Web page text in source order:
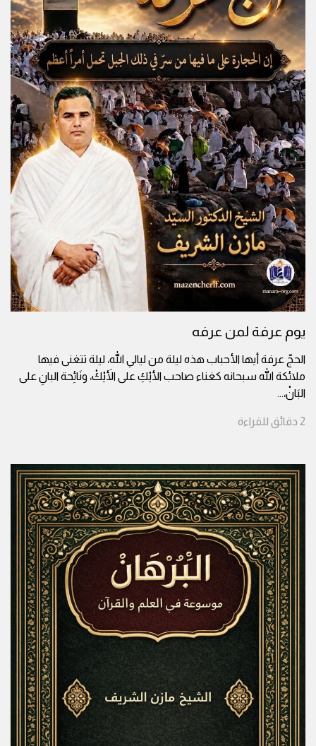
يوم عرفة لمن عرفه
الحجّ عرفة أيها الأحباب هذه ليلة من ليالي الله، ليلة تتغنى فيها
ملائكة الله سبحانه كغناء صاحب الأيْكِ على الأَيْكْ، ونَائِحة البانِ على
البَانْ،...
2 دقائق للقراءة